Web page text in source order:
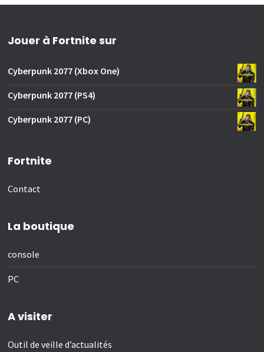
Jouer à Fortnite sur
Cyberpunk 2077 (Xbox One)
Cyberpunk 2077 (PS4)
Cyberpunk 2077 (PC)
Fortnite
Contact
La boutique
console
PC
A visiter
Outil de veille d’actualités